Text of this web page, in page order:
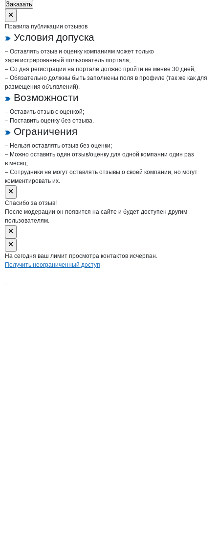
Заказать
Правила публикации отзывов
Условия допуска
– Оставлять отзыв и оценку компаниям может только
зарегистрированный пользователь портала;
– Со дня регистрации на портале должно пройти не менее 30 дней;
– Обязательно должны быть заполнены поля в профиле (так же как для
размещения объявлений).
Возможности
– Оставить отзыв с оценкой;
– Поставить оценку без отзыва.
Ограничения
– Нельзя оставлять отзыв без оценки;
– Можно оставить один отзыв/оценку для одной компании один раз
в месяц;
– Сотрудники не могут оставлять отзывы о своей компании, но могут
комментировать их.
Спасибо за отзыв!
После модерации он появится на сайте и будет доступен другим
пользователям.
На сегодня ваш лимит просмотра контактов исчерпан.
Получить неограниченный доступ